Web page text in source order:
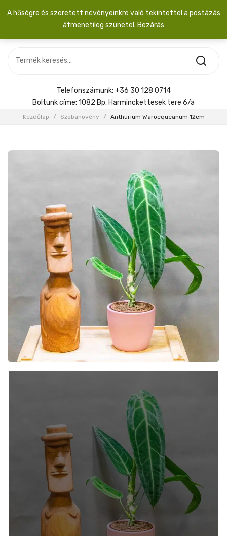
SZOBANÖVÉNY
KIEGÉSZÍTŐK
Menyasszonyi csokor
Telefonszámunk: +36 30 128 0714
Boltunk címe: 1082 Bp. Harminckettesek tere 6/a
Kezdőlap / Szobanövény / Anthurium Warocqueanum 12cm
A hőségre és szeretett növényeinkre való tekintettel a postázás
átmenetileg szünetel. Bezárás